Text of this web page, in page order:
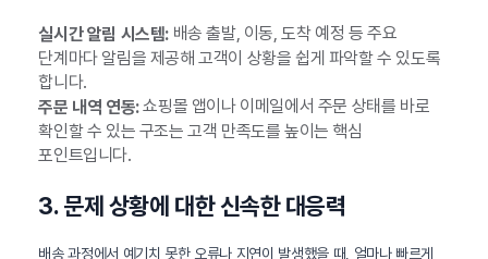
실시간 알림 시스템:배송 출발, 이동, 도착 예정 등 주요
단계마다 알림을 제공해 고객이 상황을 쉽게 파악할 수 있도록
합니다.
주문 내역 연동:쇼핑몰 앱이나 이메일에서 주문 상태를 바로
확인할 수 있는 구조는 고객 만족도를 높이는 핵심
포인트입니다.
3. 문제 상황에 대한 신속한 대응력
배송 과정에서 예기치 못한 오류나 지연이 발생했을 때, 얼마나 빠르게